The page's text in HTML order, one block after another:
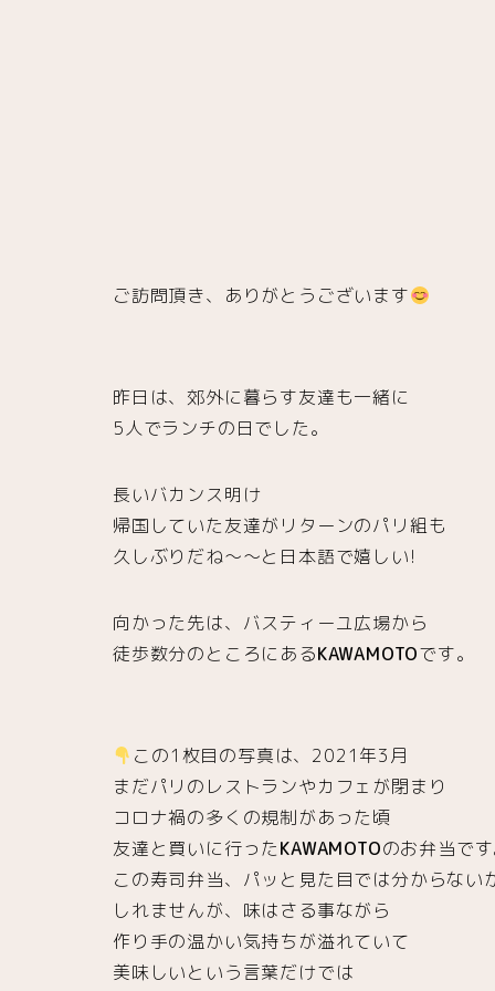
ご訪問頂き、ありがとうございます
昨日は、郊外に暮らす友達も一緒に
5人でランチの日でした。
長いバカンス明け
帰国していた友達がリターンのパリ組も
久しぶりだね〜〜と日本語で嬉しい!
向かった先は、バスティーユ広場から
徒歩数分のところにあるKAWAMOTOです。
この1枚目の写真は、2021年3月
まだパリのレストランやカフェが閉まり
コロナ禍の多くの規制があった頃
友達と買いに行ったKAWAMOTOのお弁当で
この寿司弁当、パッと見た目では分からない
しれませんが、味はさる事ながら
作り手の温かい気持ちが溢れていて
美味しいという言葉だけでは